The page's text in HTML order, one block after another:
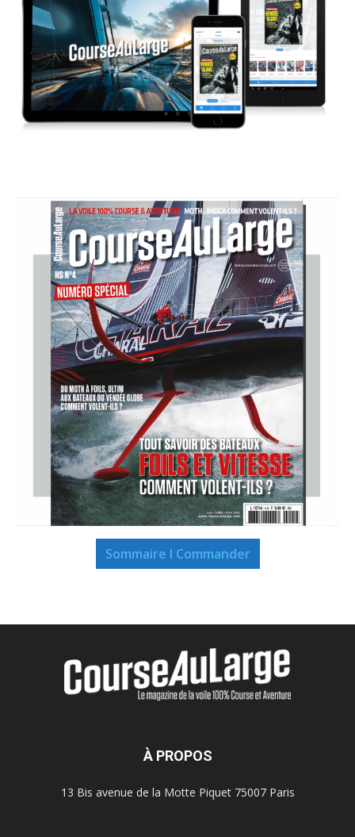
Sommaire I Commander
À PROPOS
13 Bis avenue de la Motte Piquet 75007 Paris